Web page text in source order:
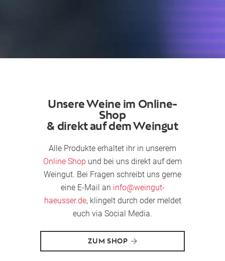
Unsere Weine im Online-
Shop
& direkt auf dem Weingut
Alle Produkte erhaltet ihr in unserem
Online Shop und bei uns direkt auf dem
Weingut. Bei Fragen schreibt uns gerne
eine E-Mail an info@weingut-
haeusser.de, klingelt durch oder meldet
euch via Social Media.
ZUM SHOP